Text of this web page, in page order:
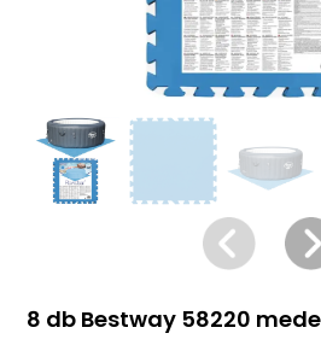
8 db Bestway 58220